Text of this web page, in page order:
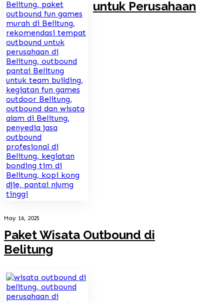
untuk Perusahaan
May 16, 2025
Paket Wisata Outbound di
Belitung